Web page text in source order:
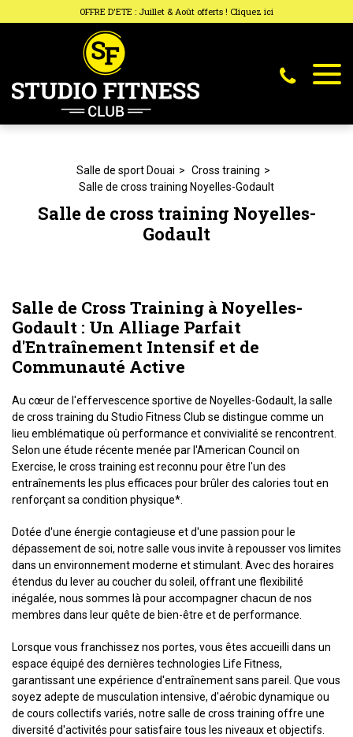
OFFRE D'ETE : Juillet & Août offerts ! Cliquez ici
Salle de sport Douai
Cross training
Salle de cross training Noyelles-Godault
Salle de cross training Noyelles-
Godault
Salle de Cross Training à Noyelles-
Godault : Un Alliage Parfait
d'Entraînement Intensif et de
Communauté Active
Au cœur de l'effervescence sportive de Noyelles-Godault, la salle
de cross training du Studio Fitness Club se distingue comme un
lieu emblématique où performance et convivialité se rencontrent.
Selon une étude récente menée par l'American Council on
Exercise, le cross training est reconnu pour être l'un des
entraînements les plus efficaces pour brûler des calories tout en
renforçant sa condition physique*.
Dotée d'une énergie contagieuse et d'une passion pour le
dépassement de soi, notre salle vous invite à repousser vos limites
dans un environnement moderne et stimulant. Avec des horaires
étendus du lever au coucher du soleil, offrant une flexibilité
inégalée, nous sommes là pour accompagner chacun de nos
membres dans leur quête de bien-être et de performance.
Lorsque vous franchissez nos portes, vous êtes accueilli dans un
espace équipé des dernières technologies Life Fitness,
garantissant une expérience d'entraînement sans pareil. Que vous
soyez adepte de musculation intensive, d'aérobic dynamique ou
de cours collectifs variés, notre salle de cross training offre une
diversité d'activités pour satisfaire tous les niveaux et objectifs.
Panneau de gestion des cookies